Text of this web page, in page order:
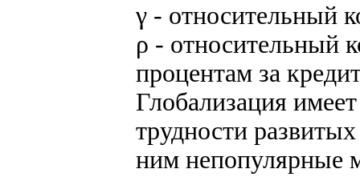
γ - относительный
ρ - относительный
процентам за
Глобализация
трудности
ним непопулярные